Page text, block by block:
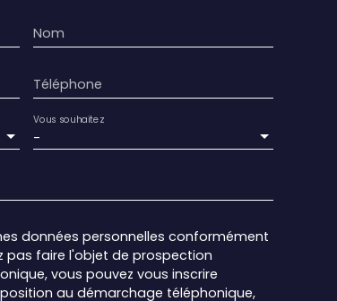
Nom
Téléphone
-
Vous souhaitez
données personnelles conformément
pas faire l'objet de prospection
vous pouvez vous inscrire
au démarchage téléphonique,